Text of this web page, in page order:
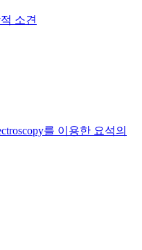
소견
를 이용한 요석의